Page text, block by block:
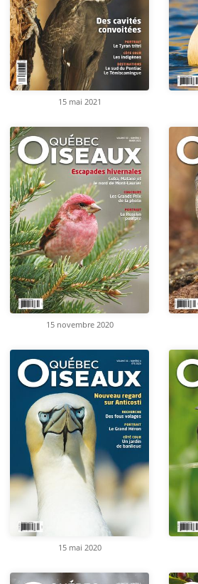
15 mai 2021
15 novembre 2020
15 mai 2020